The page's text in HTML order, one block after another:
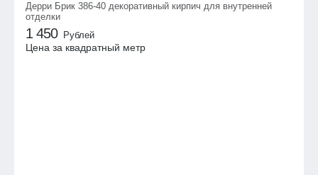
Дерри Брик 386-40 декоративный кирпич для внутренней
отделки
1 450 Рублей
Цена за квадратный метр